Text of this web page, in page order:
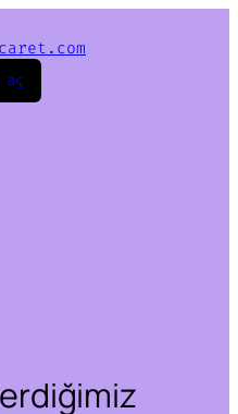
aç